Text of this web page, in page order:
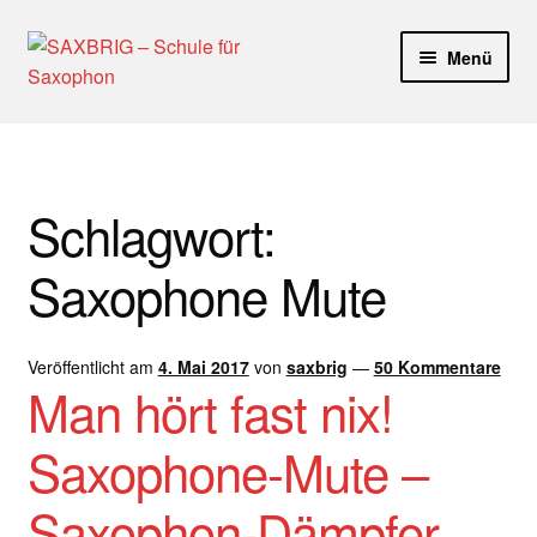
Zur
Navigation
Zum
Inhalt
Menü
Aktuelle Blog Artikel
ANMELDUNG
Dankeschön – Impro Basic Downloads (Youtube)
Datenschutz
Schlagwort:
Saxophone Mute
Veröffentlicht am 4. Mai 2017 von saxbrig — 50 Kommentare
Man hört fast nix!
Saxophone-Mute –